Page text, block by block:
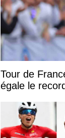
Tour de
égale le